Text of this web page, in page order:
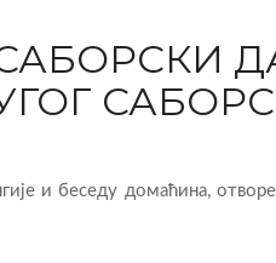
и беседу домаћина,